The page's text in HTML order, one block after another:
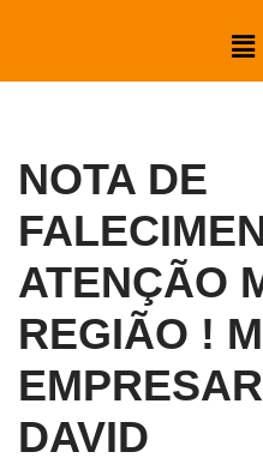
NOTA DE
ATENÇÃO
REGIÃO !
DAVID